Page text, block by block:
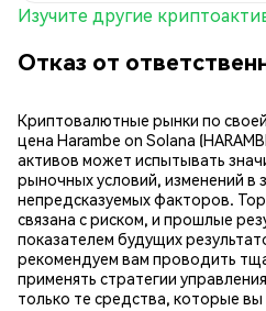
Изучите другие
Отказ от
Криптовалютные рынки по
цена Harambe on Solana
активов может испытывать
рыночных условий, изменений в
непредсказуемых факторов.
связана с риском, и прошлые
показателем будущих
рекомендуем вам проводить
применять стратегии
только те средства, которые